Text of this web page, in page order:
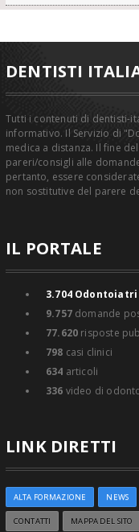
DENTISTI
Tutti i contenuti di dentisti-
informativo. Il Servizio di
medica a distanza. Il fine
pareri/consigli alle
pertanto, essere
non sostitutive del parere
IL PORTALE
3.704
9.757domande
77.620 risposte
798 casi clinici
634 articoli
336 video di
LINK DIRETTI
ALTA FORMAZIONE NEWS
CONTATTI MAPPA DEL SITO